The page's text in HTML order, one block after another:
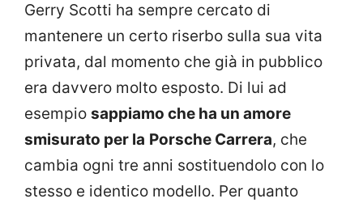
Gerry Scotti ha sempre cercato di
mantenere un certo riserbo sulla sua vita
privata, dal momento che già in pubblico
era davvero molto esposto. Di lui ad
esempio sappiamo che ha un amore
smisurato per la Porsche Carrera, che
cambia ogni tre anni sostituendolo con lo
stesso e identico modello. Per quanto